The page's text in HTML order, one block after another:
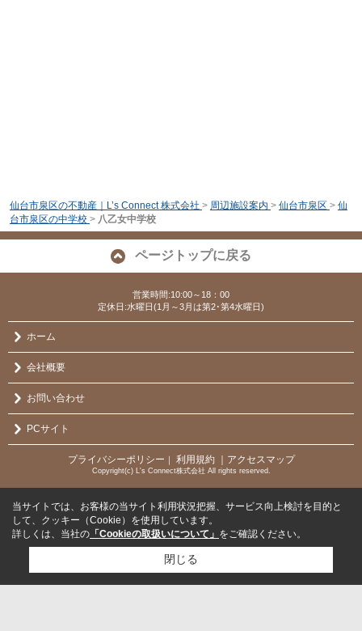
仙台市泉区の不動産｜L’s Connect 株式会社 > 周辺施設案内 > 仙台市泉区 > 仙
台市泉区の中学校 > 八乙女中学校
ページトップに戻る
営業時間:10:00～18：00
定休日:水曜日(1月～3月は第2･第4水曜日)
ホーム
会社概要
お問い合わせ
PCサイト
プライバシーポリシー ｜ 利用規約 ｜アクセスマップ
Copyright(c) L's Connect株式会社 All rights reserved.
当サイトでは、お客様の当サイト利用状況把握、サービス向上検討を目的と
して、クッキー（Cookie）を使用しています。
詳しくは、当社の 「Cookieの取扱いについて」 をご確認ください。
閉じる